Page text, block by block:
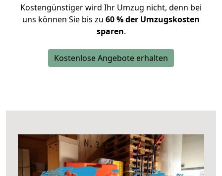
Kostengünstiger wird Ihr Umzug nicht, denn bei
uns können Sie bis zu 60 % der Umzugskosten
sparen.
Kostenlose Angebote erhalten